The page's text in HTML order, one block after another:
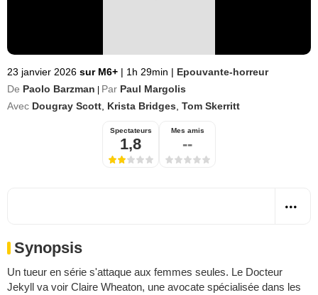
23 janvier 2026 sur M6+ | 1h 29min | Epouvante-horreur
De Paolo Barzman Par Paul Margolis
Avec Dougray Scott Krista Bridges Tom Skerritt
Spectateurs
1,8
Mes amis
--
Synopsis
Un tueur en série s'attaque aux femmes seules. Le Docteur
Jekyll va voir Claire Wheaton, une avocate spécialisée dans les